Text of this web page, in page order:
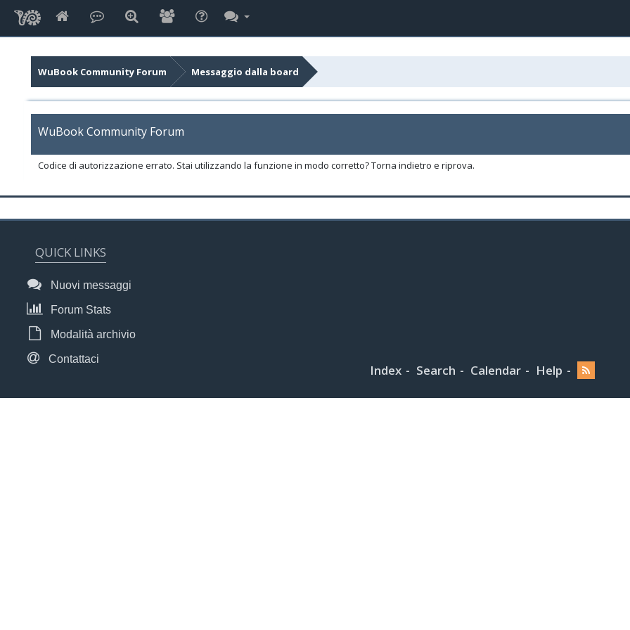
WuBook Community Forum Messaggio dalla board
WuBook Community Forum
Codice di autorizzazione errato. Stai utilizzando la funzione in modo corretto? Torna indietro e riprova.
QUICK LINKS
Nuovi messaggi
Forum Stats
Modalità archivio
Contattaci
Index Search Calendar Help